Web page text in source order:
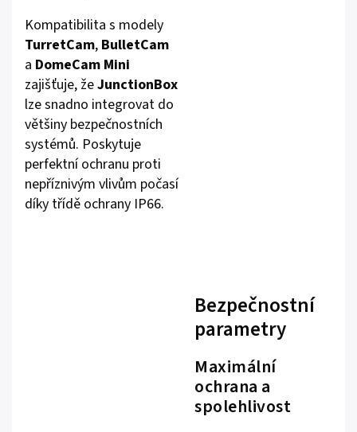
Kompatibilita s modely
TurretCam, BulletCam
a DomeCam Mini
zajišťuje, žeJunctionBox
lze snadno integrovat do
většiny bezpečnostních
systémů. Poskytuje
perfektní ochranu proti
nepříznivým vlivům počasí
díky třídě ochrany IP66.
Bezpečnostní
parametry
Maximální
ochrana a
spolehlivost